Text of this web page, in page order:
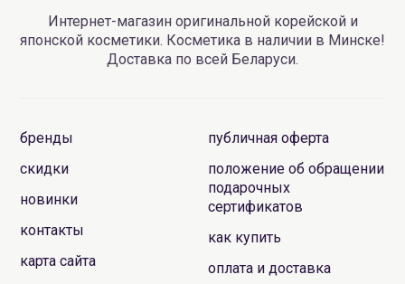
Интернет-магазин оригинальной корейской и
японской косметики. Косметика в наличии в Минске!
Доставка по всей Беларуси.
бренды
скидки
новинки
контакты
карта сайта
публичная оферта
положение об обращении
подарочных
сертификатов
как купить
оплата и доставка